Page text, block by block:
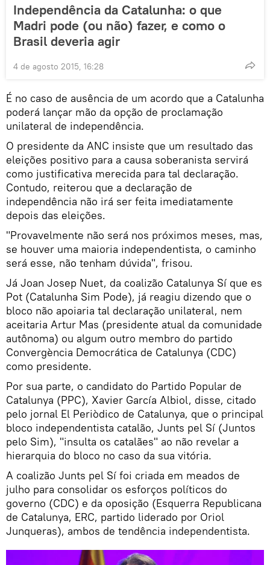
Independência da Catalunha: o que
Madri pode (ou não) fazer, e como o
Brasil deveria agir
4 de agosto 2015, 16:28
É no caso de ausência de um acordo que a Catalunha
poderá lançar mão da opção de proclamação
unilateral de independência.
O presidente da ANC insiste que um resultado das
eleições positivo para a causa soberanista servirá
como justificativa merecida para tal declaração.
Contudo, reiterou que a declaração de
independência não irá ser feita imediatamente
depois das eleições.
"Provavelmente não será nos próximos meses, mas,
se houver uma maioria independentista, o caminho
será esse, não tenham dúvida", frisou.
Já Joan Josep Nuet, da coalizão Catalunya Sí que es
Pot (Catalunha Sim Pode), já reagiu dizendo que o
bloco não apoiaria tal declaração unilateral, nem
aceitaria Artur Mas (presidente atual da comunidade
autônoma) ou algum outro membro do partido
Convergència Democrática de Catalunya (CDC)
como presidente.
Por sua parte, o candidato do Partido Popular de
Catalunya (PPC), Xavier García Albiol, disse, citado
pelo jornal El Periòdico de Catalunya, que o principal
bloco independentista catalão, Junts pel Sí (Juntos
pelo Sim), "insulta os catalães" ao não revelar a
hierarquia do bloco no caso da sua vitória.
A coalizão Junts pel Sí foi criada em meados de
julho para consolidar os esforços políticos do
governo (CDC) e da oposição (Esquerra Republicana
de Catalunya, ERC, partido liderado por Oriol
Junqueras), ambos de tendência independentista.